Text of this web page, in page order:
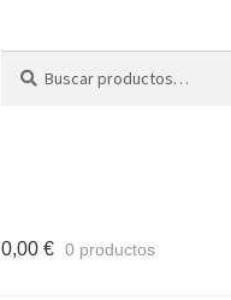
por:
0,00 € 0 productos